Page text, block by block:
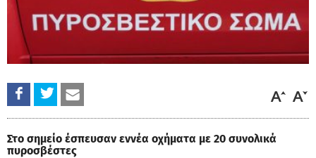
Στο σημείο έσπευσαν εννέα οχήματα με 20 συνολικά
πυροσβέστες